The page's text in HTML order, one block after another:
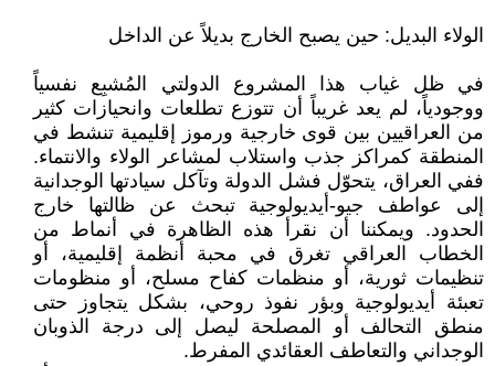
الولاء البديل: حين يصبح الخارج بديلاً عن الداخل
في ظل غياب هذا المشروع الدولتي المُشبِع نفسياً
ووجودياً، لم يعد غريباً أن تتوزع تطلعات وانحيازات كثير
من العراقيين بين قوى خارجية ورموز إقليمية تنشط في
المنطقة كمراكز جذب واستلاب لمشاعر الولاء والانتماء.
ففي العراق، يتحوّل فشل الدولة وتآكل سيادتها الوجدانية
إلى عواطف جيو-أيديولوجية تبحث عن ظالتها خارج
الحدود. ويمكننا أن نقرأ هذه الظاهرة في أنماط من
الخطاب العراقي تغرق في محبة أنظمة إقليمية، أو
تنظيمات ثورية، أو منظمات كفاح مسلح، أو منظومات
تعبئة أيديولوجية وبؤر نفوذ روحي، بشكل يتجاوز حتى
منطق التحالف أو المصلحة ليصل إلى درجة الذوبان
الوجداني والتعاطف العقائدي المفرط.